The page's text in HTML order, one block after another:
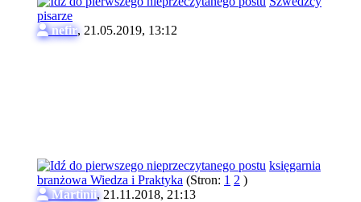
pisarze
nefir, 21.05.2019, 13:12
księgarnia
branżowa Wiedza i Praktyka (Stron: 1 2 )
Martinii, 21.11.2018, 21:13